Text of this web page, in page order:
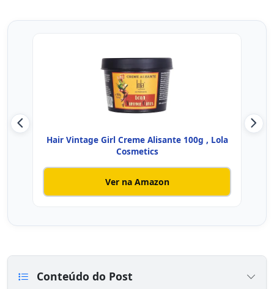
Hair Vintage Girl Creme Alisante 100g , Lola
Cosmetics
Ver na Amazon
Conteúdo do Post